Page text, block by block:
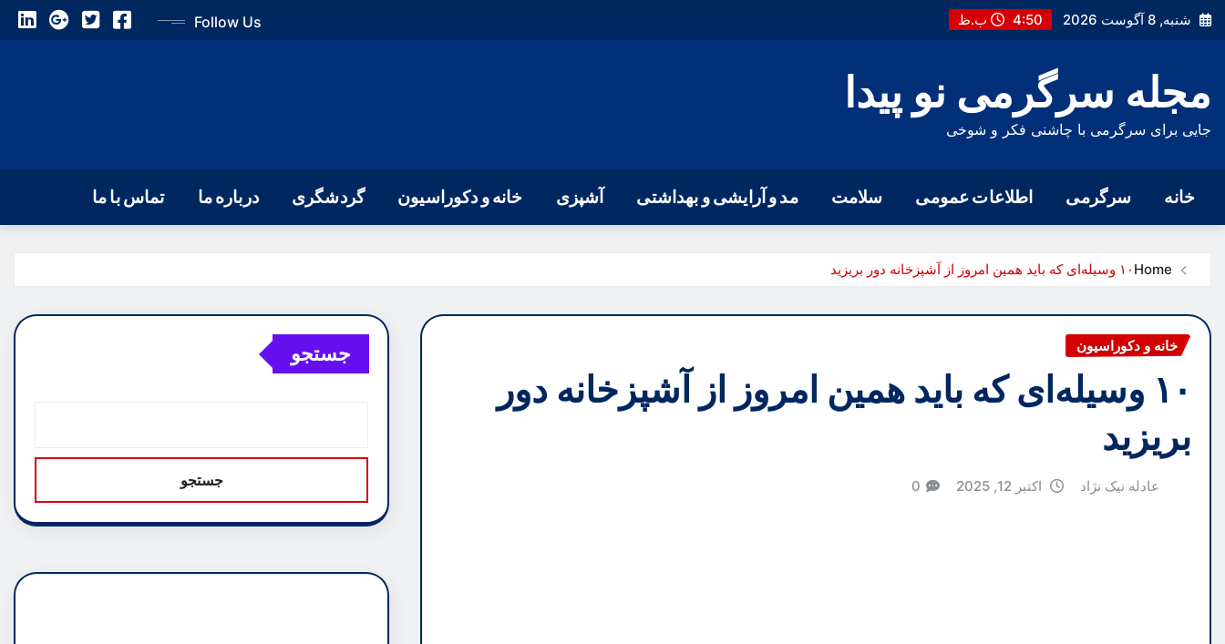
Skip
to
شنبه, 8 آگوست 2026 4:50 ب.ظ Follow Us
مجله سرگرمی نو پیدا
جایی برای سرگرمی با چاشنی فکر و شوخی
خانه سرگرمی اطلاعات عمومی سلامت مد و آرایشی و بهداشتی آشپزی خانه و دکوراسیون گردشگری درباره ما تماس با ما
Home ۱۰ وسیله‌ای که باید همین امروز از آشپزخانه دور بریزید
خانه و دکوراسیون
۱۰ وسیله‌ای که باید همین امروز از آشپزخانه دور
بریزید
عادله نیک نژاد اکتبر 12, 2025 0
جستجو
جستجو